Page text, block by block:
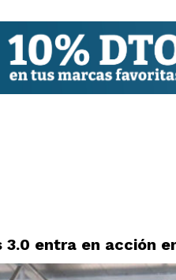
3.0 entra en acción